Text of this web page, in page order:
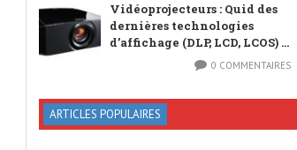
Vidéoprojecteurs : Quid des
dernières technologies
d’affichage (DLP, LCD, LCOS) ...
0 COMMENTAIRES
ARTICLES POPULAIRES